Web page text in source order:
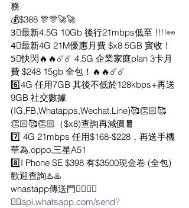
務
💰$388 🎊🎊🚀🚀
3⃣最新4.5G 10Gb 後行21mbps低至 !!!!👀
4⃣最新4G 21M優惠月費 $x8 5GB 實收！
5⃣快閃🔥🔥☄️☄️ 4.5G 企業家庭plan 3卡月
費 $248 15gb 全包！🔥🔥☄️☄️
6️⃣4G 任用7GB 其後不低於128kbps+再送
9GB 社交數據
(IG,FB,Whatapps,Wechat,Line)🥰👏🏻🥰
👏🏻🥰👏🏻（$x8)查詢再減價🧧
7️⃣ 4G 21mbps 任用$168-$228，再送手機
華為,oppo,三星A51
8️⃣I Phone SE $398 有$3500現金卷 (全包)
歡迎查詢♨️♨️
whastapp傳送門👇🏻👇🏻
✌🏻api.whatsapp.com/send?